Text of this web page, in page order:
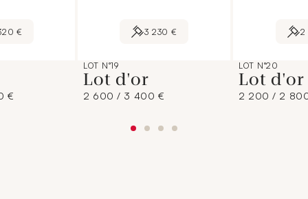
€
€
3 230 €
LOT N°19
Lot d'or
2 600 / 3 400 €
2
LOT N°20
Lot d'or
2 200 / 2